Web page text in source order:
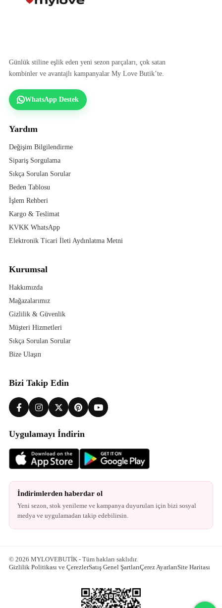
Günlük stiline eşlik eden yeni sezon parçaları, çok satan
kombinler ve avantajlı kampanyalar My Love Butik’te.
WhatsApp Destek
Yardım
Değişim Bilgilendirme
Sipariş Sorgulama
Sıkça Sorulan Sorular
Beden Tablosu
İşlem Rehberi
Kargo & Teslimat
KVKK WhatsApp
Elektronik Ticari İleti Aydınlatma Metni
Kurumsal
Hakkımızda
Mağazalarımız
Gizlilik & Güvenlik
Müşteri Hizmetleri
Sıkça Sorulan Sorular
Bize Ulaşın
Bizi Takip Edin
Uygulamayı İndirin
İndirimlerden haberdar ol
Yeni sezon, stok yenileme ve kampanya duyuruları için bizi sosyal
medya ve uygulamadan takip edebilirsin.
© 2026 MYLOVEBUTİK - Tüm hakları saklıdır.
Gizlilik Politikası ve ÇerezlerSatış Genel ŞartlarıÇerez AyarlarıSite Haritası